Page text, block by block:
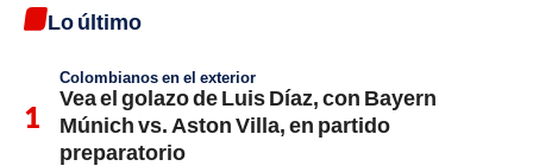
Lo último
Colombianos en el exterior
Vea el golazo de Luis Díaz, con Bayern
Múnich vs. Aston Villa, en partido
preparatorio